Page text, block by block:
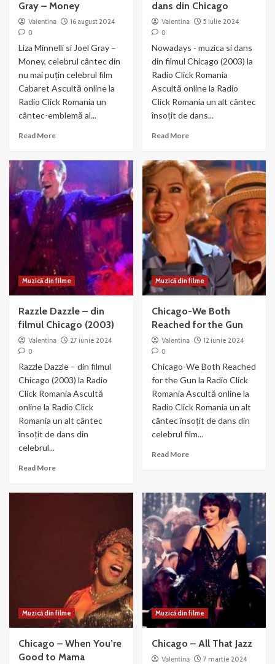
Gray – Money
Valentina
16 august 2024
0
Liza Minnelli si Joel Gray –
Money, celebrul cântec din
nu mai puțin celebrul film
Cabaret Ascultă online la
Radio Click Romania un
cântec-emblemă al...
Read MoreRead
Liza
Minnelli
si
Joel
Gray
–
dans din Chicago
Valentina
5 iulie 2024
0
Nowadays - muzica si dans
din filmul Chicago (2003) la
Radio Click Romania
Ascultă online la Radio
Click Romania un alt cântec
însoțit de dans...
Read MoreRead
Nowadays
–
muzica
si
dans
din
Chicago
Muzică din filme
Razzle Dazzle – din
filmul Chicago (2003)
Valentina
27 iunie 2024
0
Razzle Dazzle – din filmul
Chicago (2003) la Radio
Click Romania Ascultă
online la Radio Click
Romania un alt cântec
însoțit de dans din
celebrul...
Read MoreRead
Muzică din filme
Chicago-We Both
Reached for the Gun
Valentina
12 iunie 2024
0
Chicago-We Both Reached
for the Gun la Radio Click
Romania Ascultă online la
Radio Click Romania un alt
cântec însoțit de dans din
celebrul film...
Read MoreRead
We
Both
Reached
for
the
Gun
Muzică din filme
Chicago – When You’re
Good to Mama
Muzică din filme
Chicago – All That Jazz
Valentina
7 martie 2024